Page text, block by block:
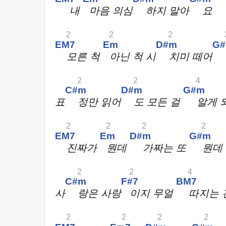
내 마음 의심 하지 말아 요
EM7
2
모른 척
Em
2
아닌 척 시
D#m
2
치미 떼어
표
C#m
2
정만 읽어
D#m
2
도 모든 걸
G#m
4
알게
EM7
2
진짜가
Em
2
뭔데
D#m
2
가짜는 또
G#m
2
뭔데
사
C#m
2
랑은 사랑
F#7
2
이지 무얼
BM7
4
따지는
2 2 2 2